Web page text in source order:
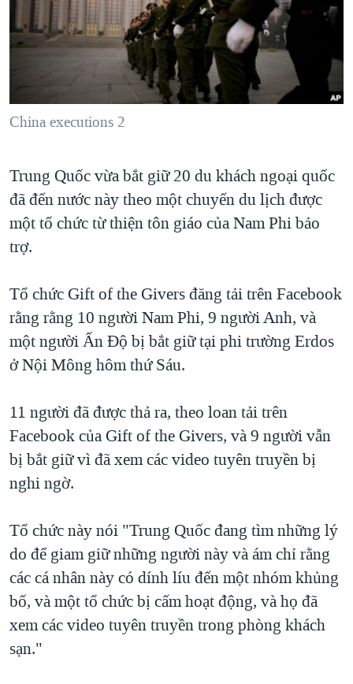
"Tìm"NGƯỜI VIỆT HẢI NGOẠI
ĐỜI SỐNG
KINH TẾ
KHOA HỌC
SỨC KHOẺ
THỂ THAO
GIÁO DỤC
TẠI
HÀNH TRÌNH BẦU CỬ 2024
MỘT NĂM CHIẾN TRANH TẠI DẢI GAZA
GIẢI MÃ VÀNH ĐAI & CON ĐƯỜNG
NGÀY TỊ NẠN THẾ GIỚI
GROUND ZERO – XƯA VÀ NAY
CHI PHÍ CHIẾN TRANH AFGHANISTAN
CÁC GIÁ TRỊ CỘNG HÒA Ở VIỆT NAM
TRỊNH VĨNH BÌNH VS. CHÍNH PHỦ VIỆT NAM
NGƯ DÂN VIỆT VÀ LÀN SÓNG TRỘM HẢI SÂM
BÊN KIA QUỐC LỘ: TIẾNG VỌNG TỪ NÔNG THÔN MỸ
QUAN HỆ VIỆT MỸ
VIDEO
NGHE
China executions 2
Trung Quốc vừa bắt giữ 20 du khách ngoại quốc
đã đến nước này theo một chuyến du lịch được
một tổ chức từ thiện tôn giáo của Nam Phi bảo
trợ.
Tổ chức Gift of the Givers đăng tải trên Facebook
rằng rằng 10 người Nam Phi, 9 người Anh, và
một người Ấn Ðộ bị bắt giữ tại phi trường Erdos
ở Nội Mông hôm thứ Sáu.
11 người đã được thả ra, theo loan tải trên
Facebook của Gift of the Givers, và 9 người vẫn
bị bắt giữ vì đã xem các video tuyên truyền bị
nghi ngờ.
Tổ chức này nói "Trung Quốc đang tìm những lý
do để giam giữ những người này và ám chỉ rằng
các cá nhân này có dính líu đến một nhóm khủng
bố, và một tổ chức bị cấm hoạt động, và họ đã
xem các video tuyên truyền trong phòng khách
sạn."